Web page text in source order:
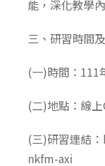
能，深化教學
三、研習時間
(一)時間：111
(二)地點：線
(三)研習連結
nkfm-axi